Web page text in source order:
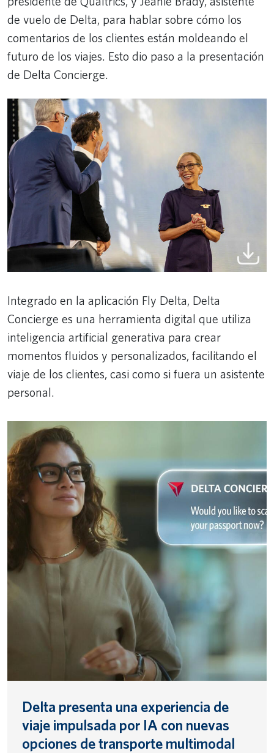
de vuelo de Delta, para hablar sobre cómo los
comentarios de los clientes están moldeando el
futuro de los viajes. Esto dio paso a la presentación
de Delta Concierge.
Integrado en la aplicación Fly Delta, Delta
Concierge es una herramienta digital que utiliza
inteligencia artificial generativa para crear
momentos fluidos y personalizados, facilitando el
viaje de los clientes, casi como si fuera un asistente
personal.
Delta presenta una experiencia de
viaje impulsada por IA con nuevas
opciones de transporte multimodal